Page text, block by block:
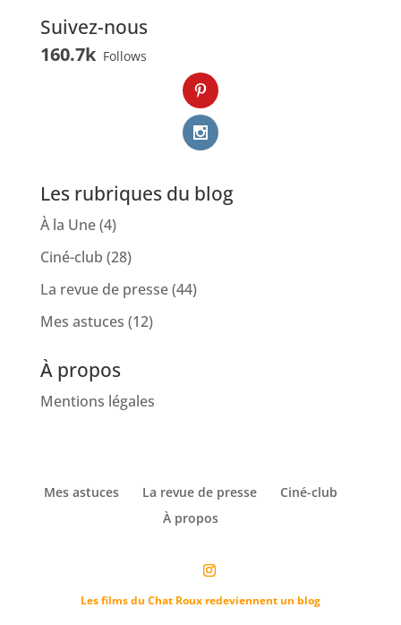
Suivez-nous
160.7k Follows
Les rubriques du blog
À la Une(4)
Ciné-club (28)
La revue de presse(44)
Mes astuces (12)
À propos
Mentions légales
Mes astuces La revue de presse
Ciné-club
À propos
Les films du Chat Roux redeviennent un blog